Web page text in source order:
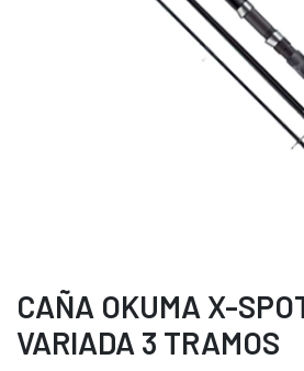
CAÑA OKUMA X-
VARIADA 3 TRAMOS